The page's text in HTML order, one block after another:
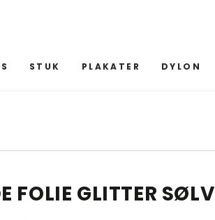
STUK PLAKATER DYLON
FOLIE GLITTER SØLV